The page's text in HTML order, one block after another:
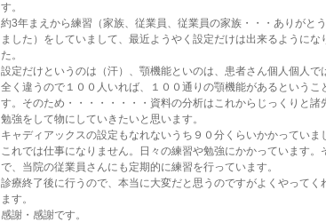
す。
約3年まえから練習（家族、従業員、従業員の家族・・・ありがと
ました）をしていまして、最近ようやく設定だけは出来るようにな
た。
設定だけというのは（汗）、顎機能といのは、患者さん個人個人で
全く違うので１００人いれば、１００通りの顎機能があるというこ
す。そのため・・・・・・・・資料の分析はこれからじっくりと諸
勉強をして物にしていきたいと思います。
キャディアックスの設定もなれないうち９０分くらいかかっていま
これでは仕事になりません。日々の練習や勉強にかかっています。
で、当院の従業員さんにも定期的に練習を行っています。
診療終了後に行うので、本当に大変だと思うのですがよくやってく
ます。
感謝・感謝です。